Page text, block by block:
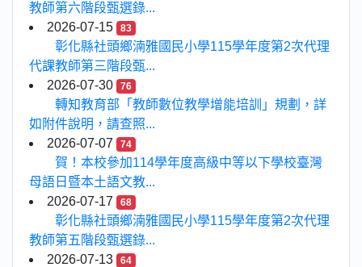
教師第六階段甄選錄...
2026-07-15
83
彰化縣社頭鄉湳雅國民小學115學年度第2次代理
代課教師第三階段甄...
2026-07-30
76
轉知教育部「教師數位教學增能培訓」規劃，詳
如附件說明，請查照...
2026-07-07
74
賀！本校參加114學年度高級中等以下學校臺灣
母語日暨本土語文教...
2026-07-17
68
彰化縣社頭鄉湳雅國民小學115學年度第2次代理
教師第五階段甄選錄...
2026-07-13
64